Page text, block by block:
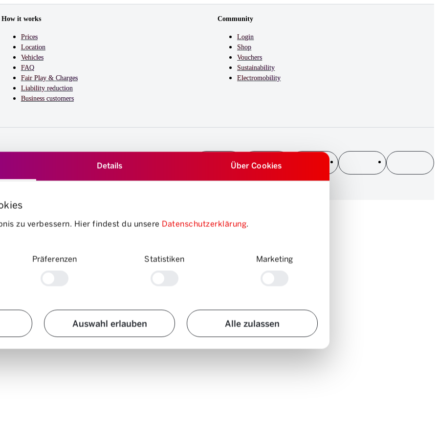
Details Über Cookies
zu verbessern. Hier findest du unsere Datenschutzerklärung.
Präferenzen Statistiken Marketing
Auswahl erlauben Alle zulassen
How it works
Prices
Location
Vehicles
FAQ
Fair Play & Charges
Liability reduction
Business customers
Community
Login
Shop
Vouchers
Sustainability
Electromobility